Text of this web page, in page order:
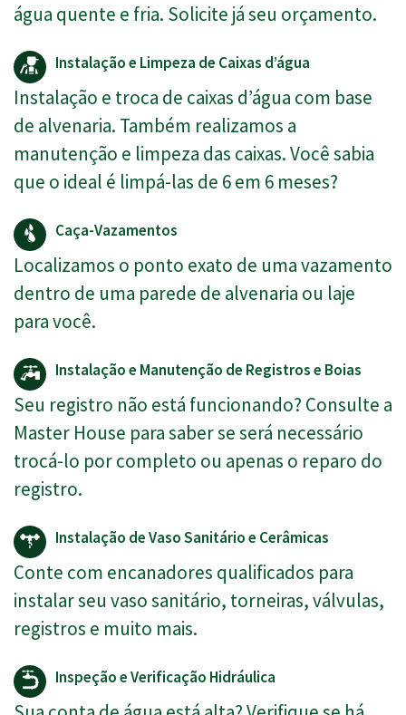
água quente e fria. Solicite já seu orçamento.
Instalação e Limpeza de Caixas d’água
Instalação e troca de caixas d’água com base
de alvenaria. Também realizamos a
manutenção e limpeza das caixas. Você sabia
que o ideal é limpá-las de 6 em 6 meses?
Caça-Vazamentos
Localizamos o ponto exato de uma vazamento
dentro de uma parede de alvenaria ou laje
para você.
Instalação e Manutenção de Registros e Boias
Seu registro não está funcionando? Consulte a
Master House para saber se será necessário
trocá-lo por completo ou apenas o reparo do
registro.
Instalação de Vaso Sanitário e Cerâmicas
Conte com encanadores qualificados para
instalar seu vaso sanitário, torneiras, válvulas,
registros e muito mais.
Inspeção e Verificação Hidráulica